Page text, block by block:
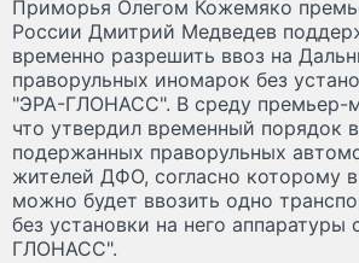
Приморья Олегом Кожемяко
России Дмитрий Медведев
временно разрешить ввоз на
праворульных иномарок без
"ЭРА-ГЛОНАСС". В среду премьер-
что утвердил временный порядок
подержанных праворульных
жителей ДФО, согласно которому в
можно будет ввозить одно
без установки на него
ГЛОНАСС".